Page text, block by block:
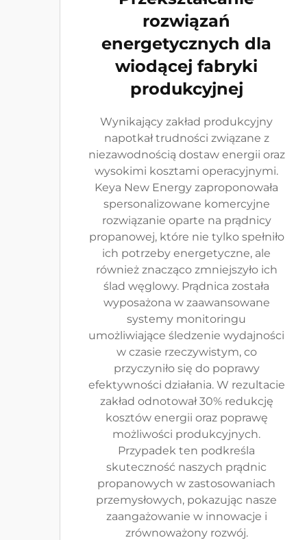
rozwiązań
energetycznych dla
wiodącej fabryki
produkcyjnej
Wynikający zakład produkcyjny
napotkał trudności związane z
niezawodnością dostaw energii oraz
wysokimi kosztami operacyjnymi.
Keya New Energy zaproponowała
spersonalizowane komercyjne
rozwiązanie oparte na prądnicy
propanowej, które nie tylko spełniło
ich potrzeby energetyczne, ale
również znacząco zmniejszyło ich
ślad węglowy. Prądnica została
wyposażona w zaawansowane
systemy monitoringu
umożliwiające śledzenie wydajności
w czasie rzeczywistym, co
przyczyniło się do poprawy
efektywności działania. W rezultacie
zakład odnotował 30% redukcję
kosztów energii oraz poprawę
możliwości produkcyjnych.
Przypadek ten podkreśla
skuteczność naszych prądnic
propanowych w zastosowaniach
przemysłowych, pokazując nasze
zaangażowanie w innowacje i
zrównoważony rozwój.